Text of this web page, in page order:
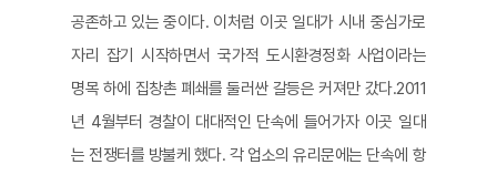
공존하고 있는 중이다. 이처럼 이곳 일대가 시내 중심가로
자리 잡기 시작하면서 국가적 도시환경정화 사업이라는
명목 하에 집창촌 폐쇄를 둘러싼 갈등은 커져만 갔다.2011
년 4월부터 경찰이 대대적인 단속에 들어가자 이곳 일대
는 전쟁터를 방불케 했다. 각 업소의 유리문에는 단속에 항